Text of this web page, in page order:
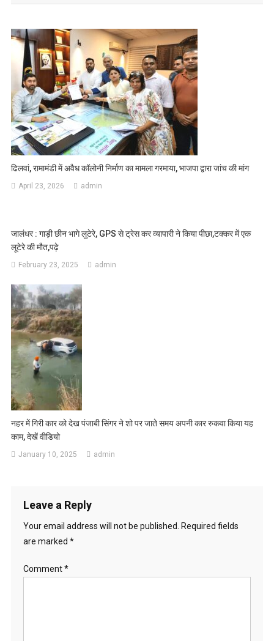
ढिलवां, रामामंडी में अवैध कॉलोनी निर्माण का मामला गरमाया, भाजपा द्वारा जांच की मांग
April 23, 2026 admin
जालंधर : गाड़ी छीन भागे लुटेरे, GPS से ट्रेस कर व्यापारी ने किया पीछा,टक्कर में एक
लूटेरे की मौत,पढ़े
February 23, 2025 admin
नहर में गिरी कार को देख पंजाबी सिंगर ने शो पर जाते समय अपनी कार रुकवा किया यह
काम, देखें वीडियो
January 10, 2025 admin
Leave a Reply
Your email address will not be published. Required fields
are marked *
Comment*